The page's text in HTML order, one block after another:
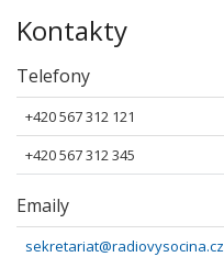
Kontakty
Telefony
+420 567 312 121
+420 567 312 345
Emaily
sekretariat@radiovysocina.cz